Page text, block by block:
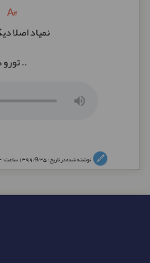
نمیاد اصلا
تورو دوست دارم ..
نوشته شده در تاریخ : 1399/9/25 ساعت: 15:12